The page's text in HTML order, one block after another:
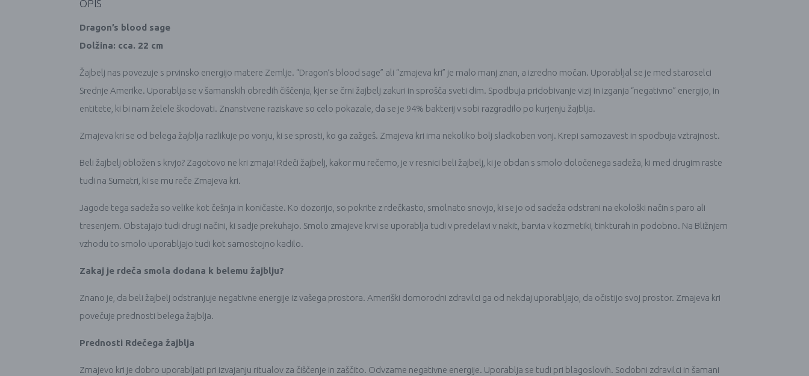
OPIS
Dragon’s blood sage
Dolžina: cca. 22 cm
Žajbelj nas povezuje s prvinsko energijo matere Zemlje. “Dragon’s blood sage” ali “zmajeva kri” je malo manj znan, a izredno močan. Uporabljal se je med staroselci
Srednje Amerike. Uporablja se v šamanskih obredih čiščenja, kjer se črni žajbelj zakuri in sprošča sveti dim. Spodbuja pridobivanje vizij in izganja “negativno” energijo, in
entitete, ki bi nam želele škodovati. Znanstvene raziskave so celo pokazale, da se je 94% bakterij v sobi razgradilo po kurjenju žajblja.
Zmajeva kri se od belega žajblja razlikuje po vonju, ki se sprosti, ko ga zažgeš. Zmajeva kri ima nekoliko bolj sladkoben vonj. Krepi samozavest in spodbuja vztrajnost.
Beli žajbelj obložen s krvjo? Zagotovo ne kri zmaja! Rdeči žajbelj, kakor mu rečemo, je v resnici beli žajbelj, ki je obdan s smolo določenega sadeža, ki med drugim raste
tudi na Sumatri, ki se mu reče Zmajeva kri.
Jagode tega sadeža so velike kot češnja in koničaste. Ko dozorijo, so pokrite z rdečkasto, smolnato snovjo, ki se jo od sadeža odstrani na ekološki način s paro ali
tresenjem. Obstajajo tudi drugi načini, ki sadje prekuhajo. Smolo zmajeve krvi se uporablja tudi v predelavi v nakit, barvia v kozmetiki, tinkturah in podobno. Na Bližnjem
vzhodu to smolo uporabljajo tudi kot samostojno kadilo.
Zakaj je rdeča smola dodana k belemu žajblju?
Znano je, da beli žajbelj odstranjuje negativne energije iz vašega prostora. Ameriški domorodni zdravilci ga od nekdaj uporabljajo, da očistijo svoj prostor. Zmajeva kri
povečuje prednosti belega žajblja.
Prednosti Rdečega žajblja
Zmajevo kri je dobro uporabljati pri izvajanju ritualov za čiščenje in zaščito. Odvzame negativne energije. Uporablja se tudi pri blagoslovih. Sodobni zdravilci in šamani